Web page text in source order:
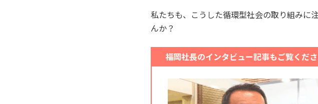
私たちも、こうした循環型社会の取り組みに
んか？
福岡社長のインタビュー記事もご覧くだ